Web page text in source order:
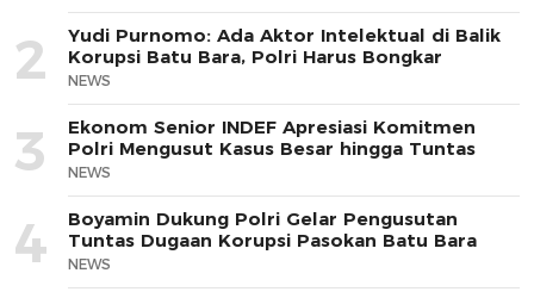
2
Yudi Purnomo: Ada Aktor Intelektual di Balik
Korupsi Batu Bara, Polri Harus Bongkar
NEWS
3
Ekonom Senior INDEF Apresiasi Komitmen
Polri Mengusut Kasus Besar hingga Tuntas
NEWS
4
Boyamin Dukung Polri Gelar Pengusutan
Tuntas Dugaan Korupsi Pasokan Batu Bara
NEWS